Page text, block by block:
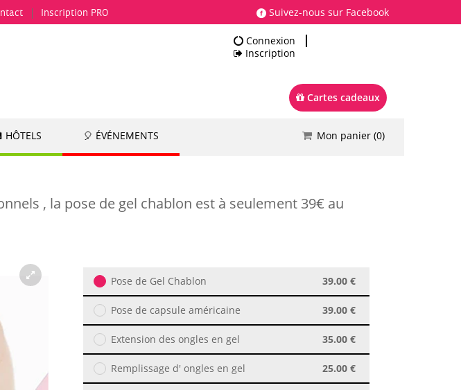
Suivez-nous sur Facebook
Inscription PRO
Connexion
Inscription
Cartes cadeaux
HÔTELS 🎈 ÉVÉNEMENTS Mon panier (0)
Commander
, la pose de gel chablon est à seulement 39€ au
Pose de Gel Chablon 39.00 €
Pose de capsule américaine 39.00 €
Extension des ongles en gel 35.00 €
Remplissage d' ongles en gel 25.00 €